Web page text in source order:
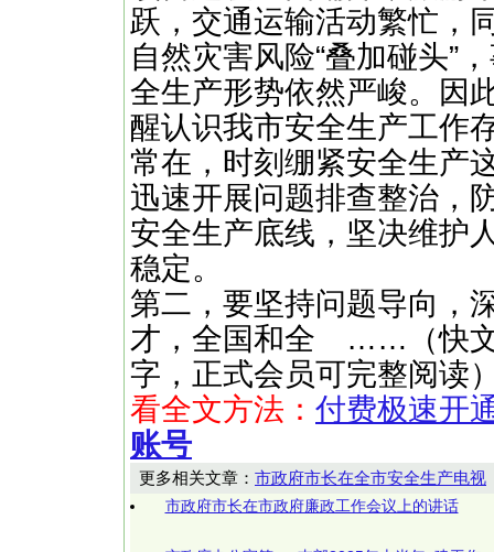
跃，交通运输活动繁忙，
自然灾害风险“叠加碰头”
全生产形势依然严峻。因
醒认识我市安全生产工作
常在，时刻绷紧安全生产
迅速开展问题排查整治，
安全生产底线，坚决维护
稳定。
第二，要坚持问题导向，
才，全国和全 ……（快文
字，正式会员可完整阅
看全文方法： 付费极速开
账号
更多相关文章： 市政府市长在全市安全生产电视
市政府市长在市政府廉政工作会议上的讲话